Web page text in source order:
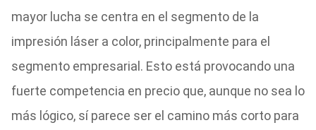
mayor lucha se centra en el segmento de la
impresión láser a color, principalmente para el
segmento empresarial. Esto está provocando una
fuerte competencia en precio que, aunque no sea lo
más lógico, sí parece ser el camino más corto para